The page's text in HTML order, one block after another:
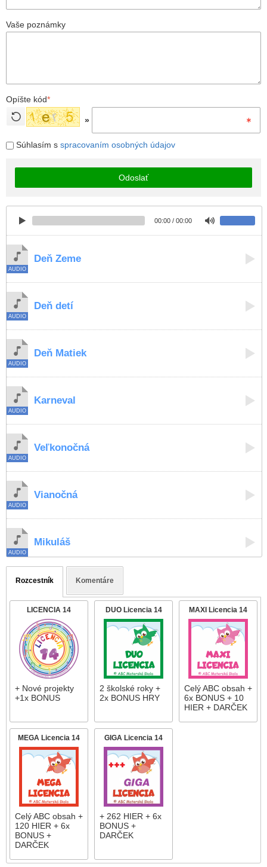
Vaše poznámky
Opíšte kód*
»
Súhlasím s spracovaním osobných údajov
Odoslať
00:00 / 00:00
Deň Zeme
Deň detí
Deň Matiek
Karneval
Veľkonočná
Vianočná
Mikuláš
Rozcestník Komentáre
LICENCIA 14
+ Nové projekty
+1x BONUS
DUO Licencia 14
2 školské roky +
2x BONUS HRY
MAXI Licencia 14
Celý ABC obsah +
6x BONUS + 10
HIER + DARČEK
MEGA Licencia 14
Celý ABC obsah +
120 HIER + 6x
BONUS +
DARČEK
GIGA Licencia 14
+ 262 HIER + 6x
BONUS +
DARČEK